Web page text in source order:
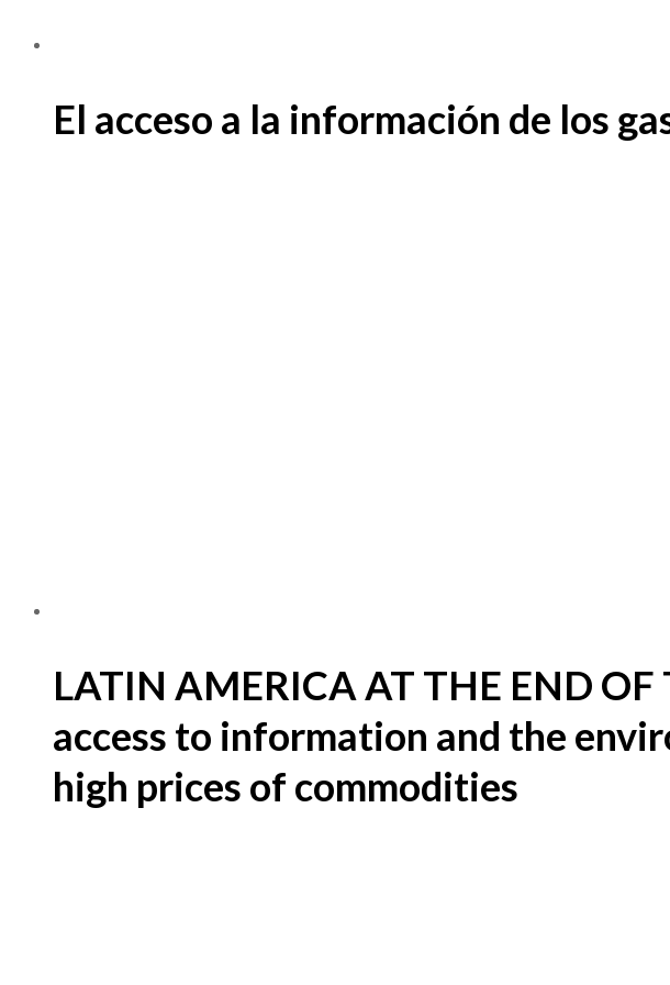
El acceso a la información de los
LATIN AMERICA AT THE END
access to information and the
high prices of commodities